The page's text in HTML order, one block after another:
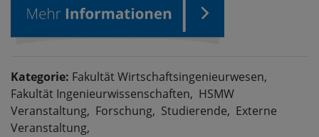
Kategorie: Fakultät Wirtschaftsingenieurwesen,
Fakultät Ingenieurwissenschaften, HSMW
Veranstaltung, Forschung, Studierende, Externe
Veranstaltung,